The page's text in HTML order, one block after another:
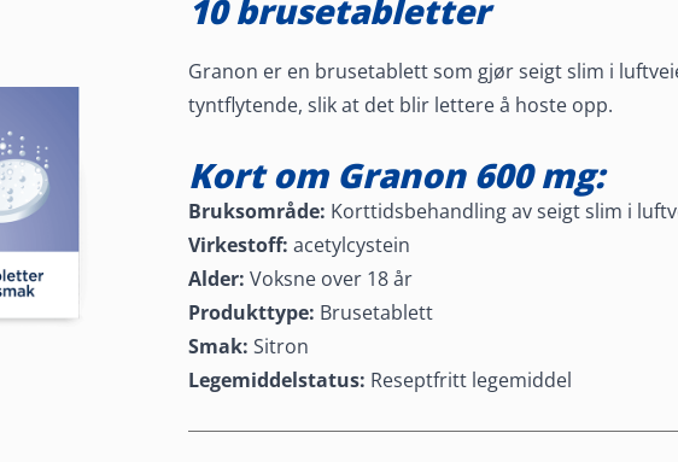
10 brusetabletter
Granon er en brusetablett som gjør seigt slim i
tyntflytende, slik at det blir lettere å hoste opp.
Kort om Granon 600 mg:
Bruksområde: Korttidsbehandling av seigt slim i
Virkestoff: acetylcystein
Alder: Voksne over 18 år
Produkttype: Brusetablett
Smak: Sitron
Legemiddelstatus: Reseptfritt legemiddel